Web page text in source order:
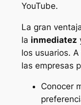
YouTube.
La gran
la inmediatez
los usuarios.
las empresas
Conocer